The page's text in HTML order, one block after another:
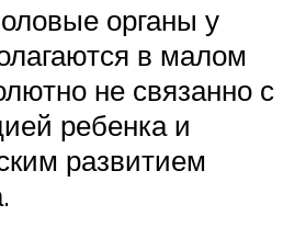
органы у
в малом
не связанно с
ребенка и
развитием